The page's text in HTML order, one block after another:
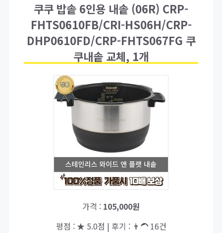
쿠쿠 밥솥 6인용 내솥 (06R) CRP-
FHTS0610FB/CRI-HS06H/CRP-
DHP0610FD/CRP-FHTS067FG 쿠
쿠내솥 교체, 1개
가격 : 105,000원
평점 : ★ 5.0점 | 후기 : 👨‍🦱 16건